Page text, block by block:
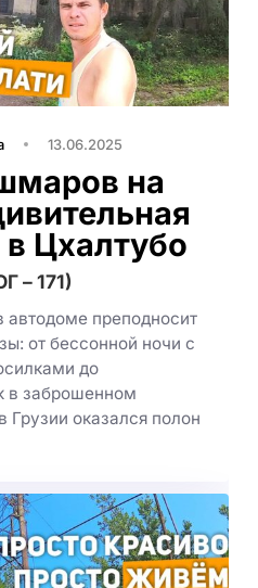
13.06.2025
на
Цхалтубо
– 171)
автодоме преподносит
от бессонной ночи с
до
в заброшенном
Грузии оказался полон